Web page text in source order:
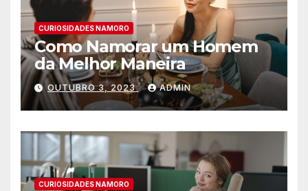
CURIOSIDADES NAMORO
Como Namorar um Homem
da Melhor Maneira
OUTUBRO 3, 2023 ADMIN
CURIOSIDADES NAMORO